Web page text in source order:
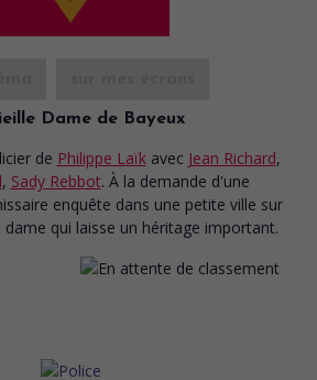
Dame de Bayeux
de Philippe Laïk avec Jean Richard,
, Sady Rebbot. À la demande d'une
enquête dans une petite ville sur
qui laisse un héritage important.